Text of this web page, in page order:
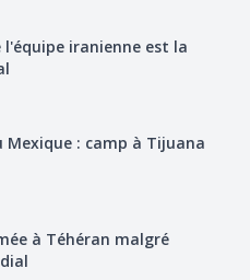
iranienne est la
Mexique : camp à Tijuana
à Téhéran malgré